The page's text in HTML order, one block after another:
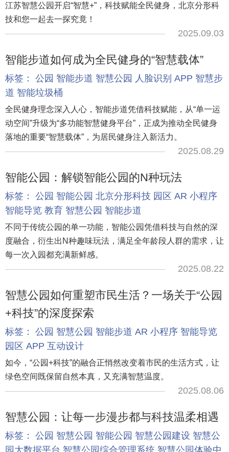
江苏智慧公园开启“智慧+”，科技赋能全民健身，北京分形科
技和您一起去一探究竟！
2025.09.03
智能步道如何成为全民健身的“智慧载体”
标签： 公园 智能步道 智慧公园 人脸识别 APP 智慧步
道 智能垃圾桶
全民健身理念深入人心，智能步道凭借科技赋能，从“单一运
动空间”升级为“多功能智慧健身平台”，正成为推动全民健身
落地的重要“智慧载体”，为居民健身注入新活力。
2025.08.29
智能公园：解锁智能公园的N种玩法
标签： 公园 智能公园 北京分形科技 园区 AR 小程序
智能导览 教育 智慧公园 智能步道
不同于传统公园的单一功能，智能公园凭借科技与自然的深
度融合，衍生出N种趣味玩法，满足全年龄段人群的需求，让
每一次入园都充满新鲜感。
2025.08.22
智慧公园如何重塑市民生活？一场关于“公园
+科技”的深度探索
标签： 公园 智慧公园 智能步道 AR 小程序 智能导览
园区 APP 互动设计
如今，“公园+科技”的融合正悄然改变着市民的生活方式，让
绿色空间既保留自然本真，又充满智慧温度。
2025.08.06
智慧公园：让每一步漫步都与科技温柔相遇
标签： 公园 智慧公园 智能公园 智慧公园建设 智慧公
园大数据平台 智慧公园综合管理系统 智慧公园体验中